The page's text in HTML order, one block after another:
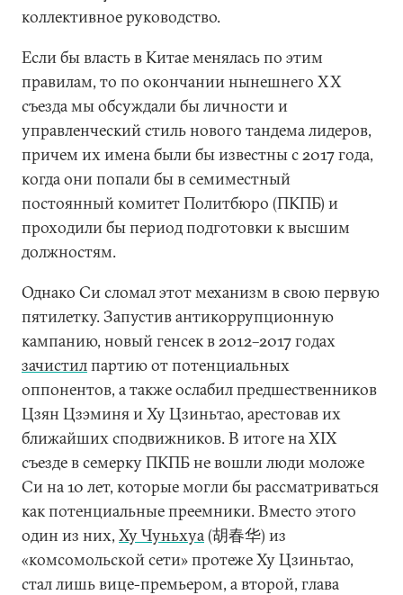
коллективное руководство.
Если бы власть в Китае менялась по этим
правилам, то по окончании нынешнего ХХ
съезда мы обсуждали бы личности и
управленческий стиль нового тандема лидеров,
причем их имена были бы известны с 2017 года,
когда они попали бы в семиместный
постоянный комитет Политбюро (ПКПБ) и
проходили бы период подготовки к высшим
должностям.
Однако Си сломал этот механизм в свою первую
пятилетку. Запустив антикоррупционную
кампанию, новый генсек в 2012–2017 годах
зачистилпартию от потенциальных
оппонентов, а также ослабил предшественников
Цзян Цзэминя и Ху Цзиньтао, арестовав их
ближайших сподвижников. В итоге на XIX
съезде в семерку ПКПБ не вошли люди моложе
Си на 10 лет, которые могли бы рассматриваться
как потенциальные преемники. Вместо этого
один из них, Ху Чуньхуа(胡春华) из
«комсомольской сети» протеже Ху Цзиньтао,
стал лишь вице-премьером, а второй, глава